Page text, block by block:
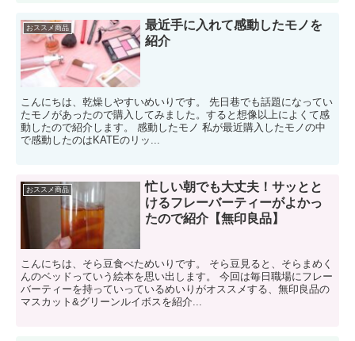
おススメ商品
最近手に入れて感動したモノを
紹介
こんにちは、乾燥しやすいめいりです。 先日巷でも話題になってい
たモノがあったので購入してみました。すると想像以上によくて感
動したので紹介します。 感動したモノ 私が最近購入したモノの中
で感動したのはKATEのリッ...
おススメ商品
忙しい朝でも大丈夫！サッとと
けるフレーバーティーがよかっ
たので紹介【無印良品】
こんにちは、そら豆食べためいりです。 そら豆見ると、そらまめく
んのベッドっていう絵本を思い出します。 今回は毎日職場にフレー
バーティーを持っていっているめいりがオススメする、無印良品の
マスカット&グリーンルイボスを紹介...